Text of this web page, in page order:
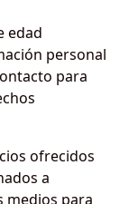
edad
personal
para
ofrecidos
a
medios para